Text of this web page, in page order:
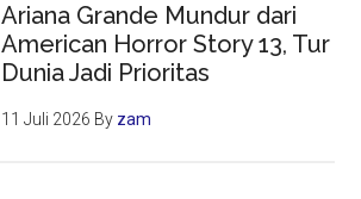
Ariana Grande Mundur dari
American Horror Story 13, Tur
Dunia Jadi Prioritas
11 Juli 2026 By zam